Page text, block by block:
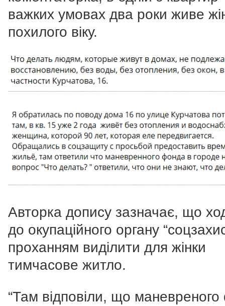
важких умовах два роки живе
похилого віку.
Авторка допису зазначає, що
до окупаційного органу
проханням виділити для жінки
тимчасове житло.
“Там відповіли, що